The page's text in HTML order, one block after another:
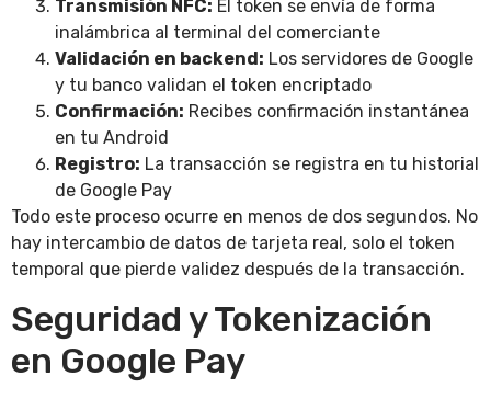
Transmisión NFC: El token se envía de forma
inalámbrica al terminal del comerciante
Validación en backend: Los servidores de Google
y tu banco validan el token encriptado
Confirmación: Recibes confirmación instantánea
en tu Android
Registro: La transacción se registra en tu historial
de Google Pay
Todo este proceso ocurre en menos de dos segundos. No
hay intercambio de datos de tarjeta real, solo el token
temporal que pierde validez después de la transacción.
Seguridad y Tokenización
en Google Pay